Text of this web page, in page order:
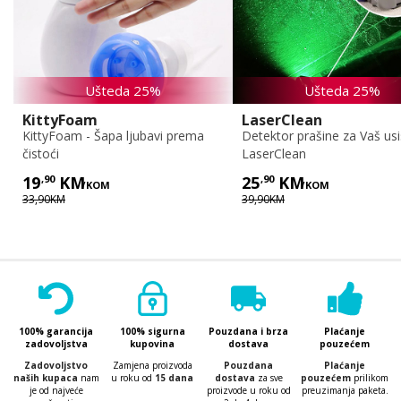
Ušteda 25%
KittyFoam
KittyFoam - Šapa ljubavi prema
čistoći
19,90 KM/KOM
33,90KM
Ušteda 25%
LaserClean
Detektor prašine za Vaš
LaserClean
25,90 KM/KOM
39,90KM
100% garancija
zadovoljstva
Zadovoljstvo
naših kupaca nam
je od najveće
100% sigurna
kupovina
Zamjena proizvoda
u roku od 15 dana
Pouzdana i brza
dostava
Pouzdana
dostava za sve
proizvode u roku od
Plaćanje
pouzećem
Plaćanje
pouzećem prilikom
preuzimanja paketa.